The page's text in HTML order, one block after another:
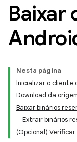
Baixar
Nesta página
Inicializar o cliente
Download da
Baixar binários
Extrair binários
(Opcional)